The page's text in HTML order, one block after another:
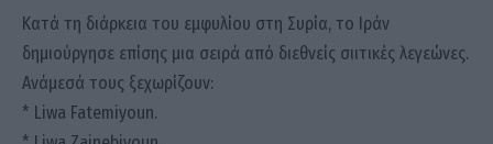
Κατά τη διάρκεια του εμφυλίου στη Συρία, το Ιράν
δημιούργησε επίσης μια σειρά από διεθνείς σιιτικές λεγεώνες.
Ανάμεσά τους ξεχωρίζουν:
* Liwa Fatemiyoun.